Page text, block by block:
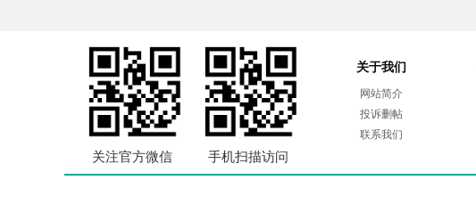
关注官方微信 手机扫描访问
关于我们
网站简介
投诉删帖
联系我们